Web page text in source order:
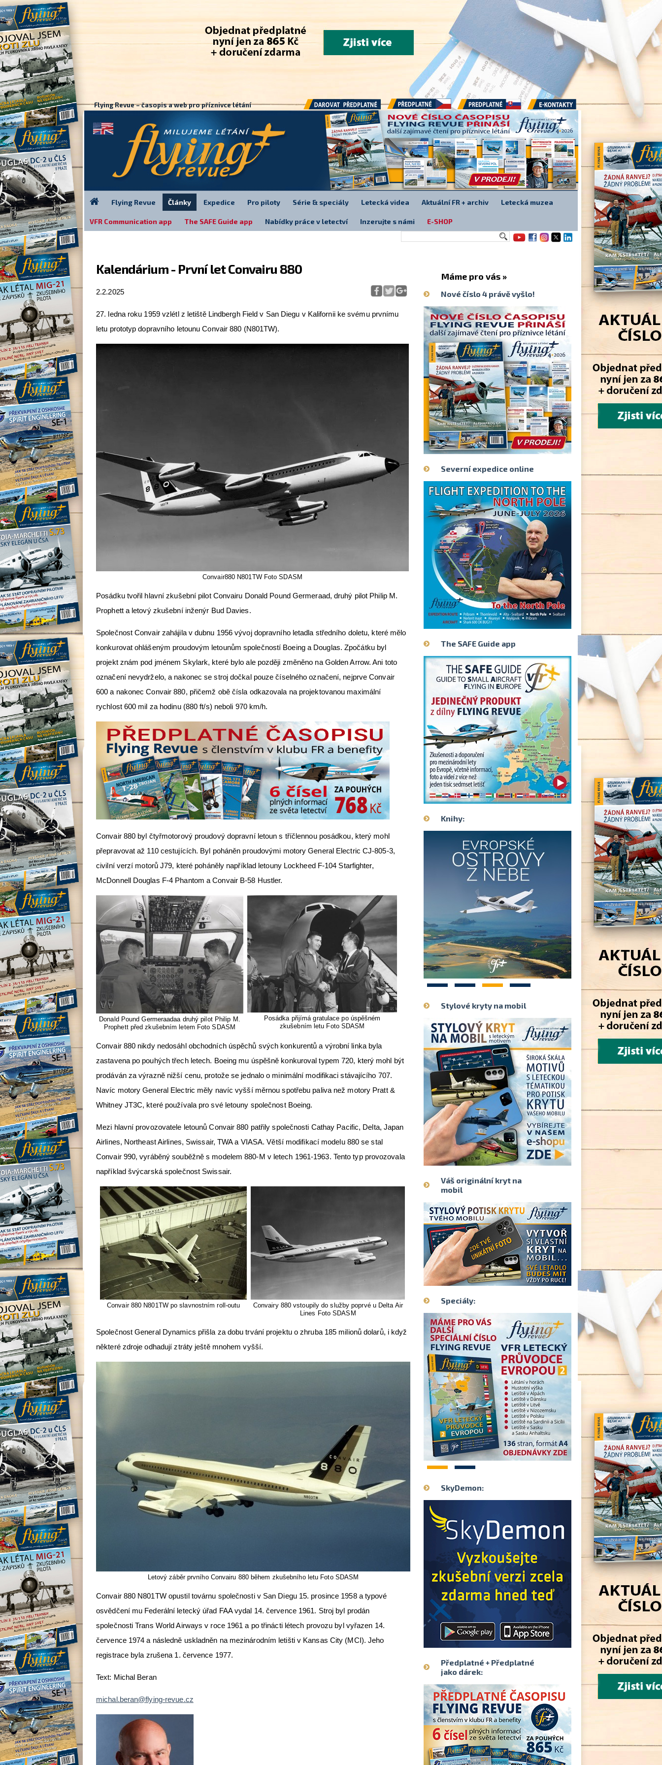
Kalendárium - První let Convairu 880
2.2.2025
27. ledna roku 1959 vzlétl z letiště Lindbergh Field v San Diegu v Kalifornii ke svému prvnímu
letu prototyp dopravního letounu Convair 880 (N801TW).
Convair880 N801TW Foto SDASM
Posádku tvořil hlavní zkušební pilot Convairu Donald Pound Germeraad, druhý pilot Philip M.
Prophett a letový zkušební inženýr Bud Davies.
Společnost Convair zahájila v dubnu 1956 vývoj dopravního letadla středního doletu, které mělo
konkurovat ohlášeným proudovým letounům společností Boeing a Douglas. Zpočátku byl
projekt znám pod jménem Skylark, které bylo ale později změněno na Golden Arrow. Ani toto
označení nevydrželo, a nakonec se stroj dočkal pouze číselného označení, nejprve Convair
600 a nakonec Convair 880, přičemž obě čísla odkazovala na projektovanou maximální
rychlost 600 mil za hodinu (880 ft/s) neboli 970 km/h.
Convair 880 byl čtyřmotorový proudový dopravní letoun s tříčlennou posádkou, který mohl
přepravovat až 110 cestujících. Byl poháněn proudovými motory General Electric CJ-805-3,
civilní verzí motorů J79, které poháněly například letouny Lockheed F-104 Starfighter,
McDonnell Douglas F-4 Phantom a Convair B-58 Hustler.
Donald Pound Germeraadaa druhý pilot Philip M.
Prophett před zkušebním letem Foto SDASM
Posádka přijímá gratulace po úspěšném
zkušebním letu Foto SDASM
Convair 880 nikdy nedosáhl obchodních úspěchů svých konkurentů a výrobní linka byla
zastavena po pouhých třech letech. Boeing mu úspěšně konkuroval typem 720, který mohl být
prodáván za výrazně nižší cenu, protože se jednalo o minimální modifikaci stávajícího 707.
Navíc motory General Electric měly navíc vyšší měrnou spotřebu paliva než motory Pratt &
Whitney JT3C, které používala pro své letouny společnost Boeing.
Mezi hlavní provozovatele letounů Convair 880 patřily společnosti Cathay Pacific, Delta, Japan
Airlines, Northeast Airlines, Swissair, TWA a VIASA. Větší modifikací modelu 880 se stal
Convair 990, vyráběný souběžně s modelem 880-M v letech 1961-1963. Tento typ provozovala
například švýcarská společnost Swissair.
Convair 880 N801TW po slavnostním roll-outu
Convairy 880 vstoupily do služby poprvé u Delta Air
Lines Foto SDASM
Společnost General Dynamics přišla za dobu trvání projektu o zhruba 185 milionů dolarů, i když
některé zdroje odhadují ztráty ještě mnohem vyšší.
Letový záběr prvního Convairu 880 během zkušebního letu Foto SDASM
Convair 880 N801TW opustil továrnu společnosti v San Diegu 15. prosince 1958 a typové
osvědčení mu Federální letecký úřad FAA vydal 14. července 1961. Stroj byl prodán
společnosti Trans World Airways v roce 1961 a po třinácti létech provozu byl vyřazen 14.
července 1974 a následně uskladněn na mezinárodním letišti v Kansas City (MCI). Jeho
registrace byla zrušena 1. července 1977.
Text: Michal Beran
michal.beran@flying-revue.cz
Máme pro vás »
Nové číslo 4 právě vyšlo!
Severní expedice online
The SAFE Guide app
Knihy:
1 2 3 4
Stylové kryty na mobil
Váš originální kryt na
mobil
Speciály:
1 2
SkyDemon:
Předplatné + Předplatné
jako dárek:
Flying Revue – časopis a web pro příznivce létání
Darovat předplatné Předplatné Předplatné E-kontakty
Flying Revue Články Expedice Pro piloty Série & speciály Letecká videa Aktuální FR + archiv Letecká muzea
VFR Communication app The SAFE Guide app Nabídky práce v letectví Inzerujte s námi E-SHOP